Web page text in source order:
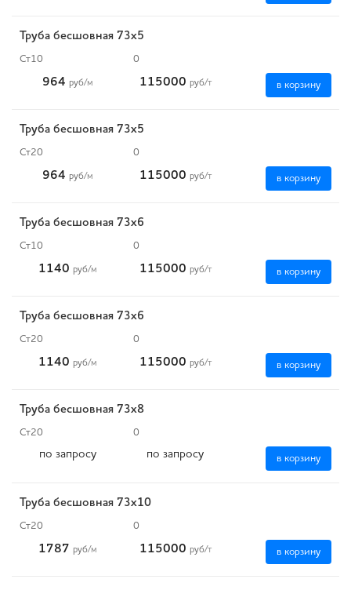
Труба бесшовная 73х5
Ст10 0
964 руб/м 115000 руб/т в корзину
Труба бесшовная 73х5
Ст20 0
964 руб/м 115000 руб/т в корзину
Труба бесшовная 73х6
Ст10 0
1140 руб/м 115000 руб/т в корзину
Труба бесшовная 73х6
Ст20 0
1140 руб/м 115000 руб/т в корзину
Труба бесшовная 73х8
Ст20 0
по запросу по запросу в корзину
Труба бесшовная 73х10
Ст20 0
1787 руб/м 115000 руб/т в корзину